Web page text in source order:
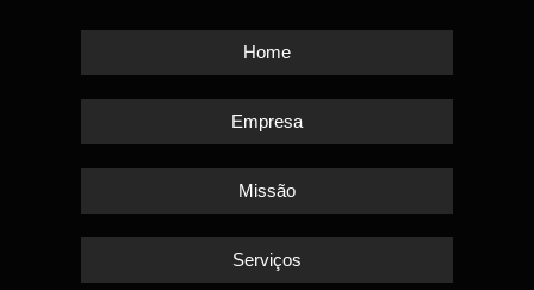
Home
Empresa
Missão
Serviços